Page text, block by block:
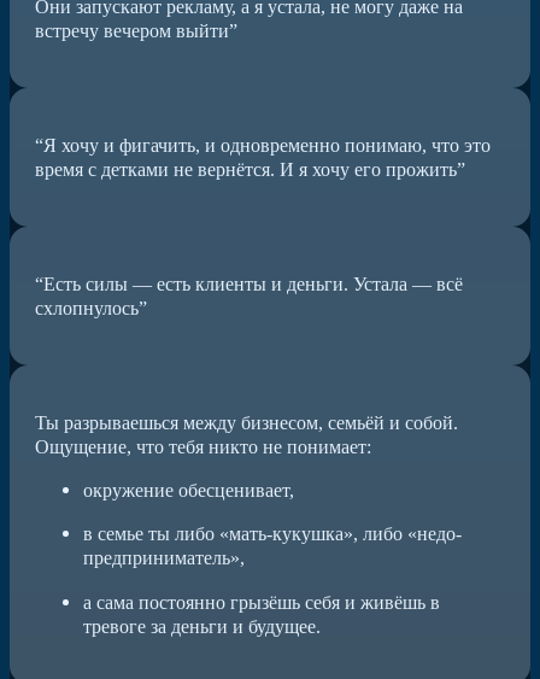
Они запускают рекламу, а я устала, не могу даже на
встречу вечером выйти”
“Я хочу и фигачить, и одновременно понимаю, что это
время с детками не вернётся. И я хочу его прожить”
“Есть силы — есть клиенты и деньги. Устала — всё
схлопнулось”
Ты разрываешься между бизнесом, семьёй и собой.
Ощущение, что тебя никто не понимает:
окружение обесценивает,
в семье ты либо «мать-кукушка», либо «недо-
предприниматель»,
а сама постоянно грызёшь себя и живёшь в
тревоге за деньги и будущее.